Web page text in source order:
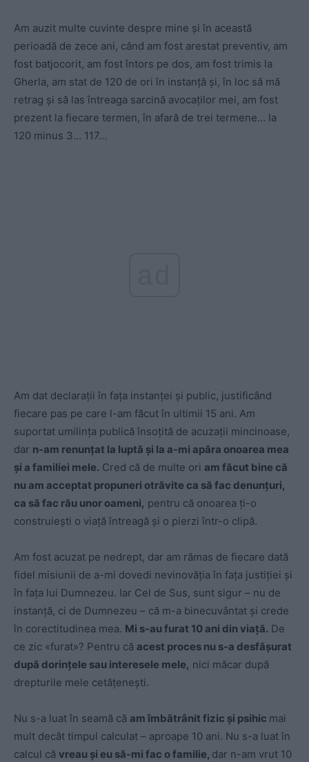
Am auzit multe cuvinte despre mine și în această
perioadă de zece ani, când am fost arestat preventiv, am
fost batjocorit, am fost întors pe dos, am fost trimis la
Gherla, am stat de 120 de ori în instanță și, în loc să mă
retrag și să las întreaga sarcină avocaților mei, am fost
prezent la fiecare termen, în afară de trei termene… la
120 minus 3… 117…
Am dat declarații în fața instanței și public, justificând
fiecare pas pe care l-am făcut în ultimii 15 ani. Am
suportat umilința publică însoțită de acuzații mincinoase,
dar n-am renunțat la luptă și la a-mi apăra onoarea mea
și a familiei mele. Cred că de multe ori am făcut bine că
nu am acceptat propuneri otrăvite ca să fac denunțuri,
ca să fac rău unor oameni, pentru că onoarea ți-o
construiești o viață întreagă și o pierzi într-o clipă.
Am fost acuzat pe nedrept, dar am rămas de fiecare dată
fidel misiunii de a-mi dovedi nevinovăția în fața justiției și
în fața lui Dumnezeu. Iar Cel de Sus, sunt sigur – nu de
instanță, ci de Dumnezeu – că m-a binecuvântat și crede
în corectitudinea mea. Mi s-au furat 10 ani din viață. De
ce zic «furat»? Pentru că acest proces nu s-a desfășurat
după dorințele sau interesele mele, nici măcar după
drepturile mele cetățenești.
Nu s-a luat în seamă că am îmbătrânit fizic și psihic mai
mult decât timpul calculat – aproape 10 ani. Nu s-a luat în
calcul că vreau și eu să-mi fac o familie, dar n-am vrut 10